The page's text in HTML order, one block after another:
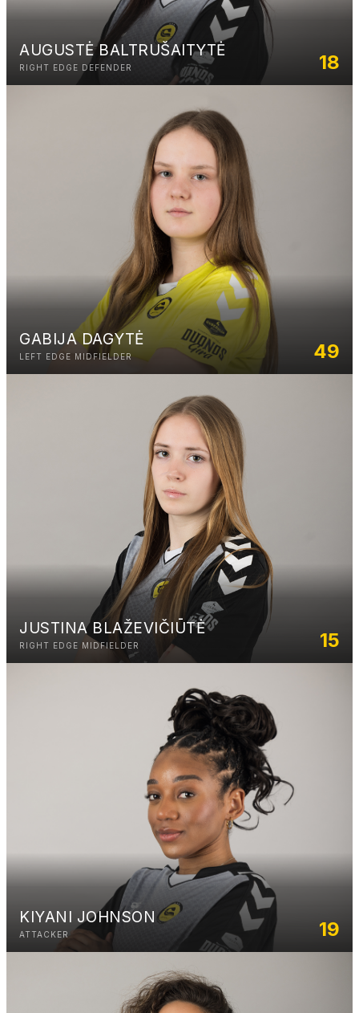
AUGUSTĖ BALTRUŠAITYTĖ
RIGHT EDGE DEFENDER 18
GABIJA DAGYTĖ
LEFT EDGE MIDFIELDER 49
JUSTINA BLAŽEVIČIŪTĖ
RIGHT EDGE MIDFIELDER 15
KIYANI JOHNSON
ATTACKER 19